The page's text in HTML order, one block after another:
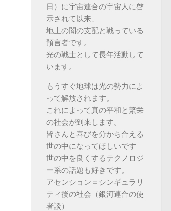
日）に宇宙連合の宇宙人に啓
示されて以来、
地上の闇の支配と戦っている
預言者です。
光の戦士として長年活動して
います。
もうすぐ地球は光の勢力によ
って解放されます。
これによって真の平和と繁栄
の社会が到来します。
皆さんと喜びを分かち合える
世の中になってほしいです
世の中を良くするテクノロジ
ー系の話題も好きです。
アセンション＝シンギュラリ
ティ後の社会（銀河連合の使
者談）